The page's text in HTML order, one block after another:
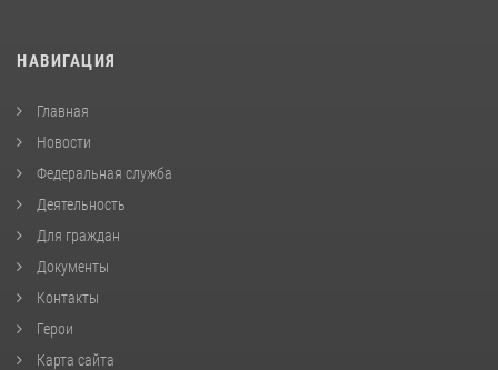
НАВИГАЦИЯ
Главная
Новости
Федеральная служба
Деятельность
Для граждан
Документы
Контакты
Герои
Карта сайта